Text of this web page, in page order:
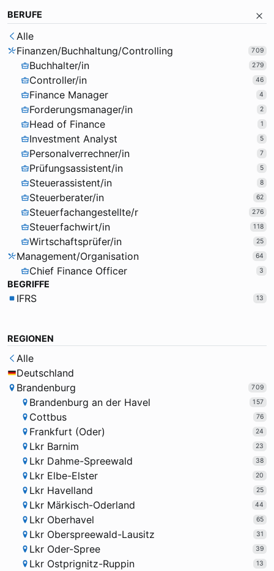
BERUFE
Alle
Finanzen/Buchhaltung/Controlling
709
Buchhalter/in 279
Controller/in 46
Finance Manager 4
Forderungsmanager/in 2
Head of Finance 1
Investment Analyst 5
Personalverrechner/in 7
Prüfungsassistent/in 5
Steuerassistent/in 8
Steuerberater/in 62
Steuerfachangestellte/r 276
Steuerfachwirt/in 118
Wirtschaftsprüfer/in 25
Management/Organisation 64
Chief Finance Officer 3
BEGRIFFE
IFRS 13
REGIONEN
Alle
Deutschland
Brandenburg
709
Brandenburg an der Havel 157
Cottbus 76
Frankfurt (Oder) 24
Lkr Barnim 23
Lkr Dahme-Spreewald 38
Lkr Elbe-Elster 20
Lkr Havelland 25
Lkr Märkisch-Oderland 44
Lkr Oberhavel 65
Lkr Oberspreewald-Lausitz 31
Lkr Oder-Spree 39
Lkr Ostprignitz-Ruppin 13